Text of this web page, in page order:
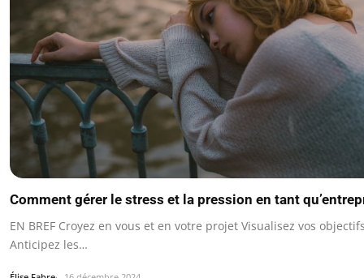
Comment gérer le stress et la pression en tant
EN BREF Croyez en vous et en votre projet Visualisez vos
Anticipez les…